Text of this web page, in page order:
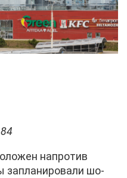
на­про­тив
за­пла­ни­ро­ва­ли шо­